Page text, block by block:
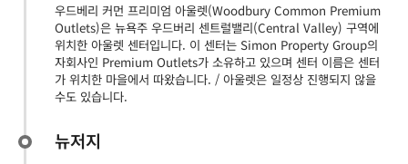
우드베리 커먼 프리미엄 아울렛(Woodbury Common Premium
Outlets)은 뉴욕주 우드버리 센트럴밸리(Central Valley) 구역에
위치한 아울렛 센터입니다. 이 센터는 Simon Property Group의
자회사인 Premium Outlets가 소유하고 있으며 센터 이름은 센터
가 위치한 마을에서 따왔습니다. / 아울렛은 일정상 진행되지 않을
수도 있습니다.
뉴저지